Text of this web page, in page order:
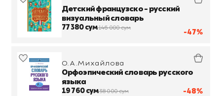
-47%
Детский французско - русский
визуальный словарь
77 380 сум146 000 сум
-48%
О.А.Михайлова
Орфоэпический словарь русского
языка
19 760 сум38 000 сум